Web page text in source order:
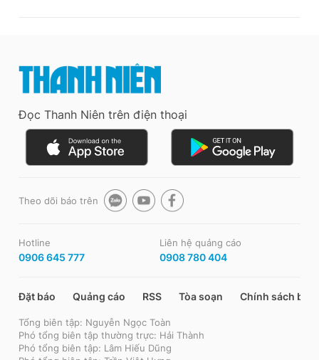
Đọc Thanh Niên trên điện thoại
Theo dõi báo trên
Hotline
0906 645 777
Liên hệ quảng cáo
0908 780 404
Đặt báo Quảng cáo RSS Tòa soạn Chính sách bảo
Tổng biên tập: Nguyễn Ngọc Toàn
Phó tổng biên tập thường trực: Hải Thành
Phó tổng biên tập: Lâm Hiếu Dũng